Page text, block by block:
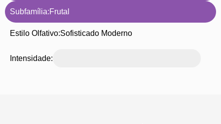
Subfamília:Frutal
Estilo Olfativo:Sofisticado Moderno
Intensidade: